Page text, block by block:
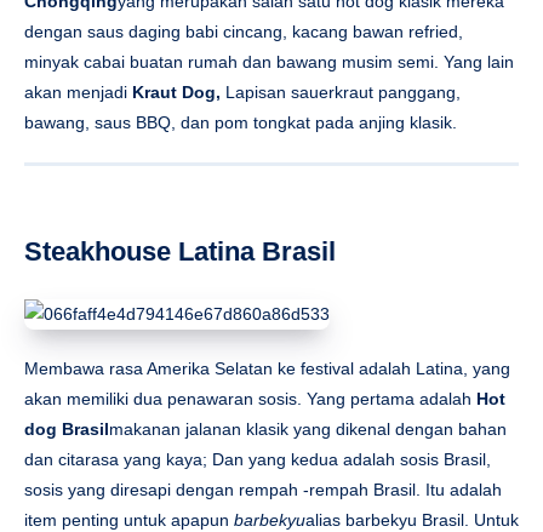
dengan saus daging babi cincang, kacang bawan refried,
minyak cabai buatan rumah dan bawang musim semi. Yang lain
akan menjadi Kraut Dog, Lapisan sauerkraut panggang,
bawang, saus BBQ, dan pom tongkat pada anjing klasik.
Steakhouse Latina Brasil
Membawa rasa Amerika Selatan ke festival adalah Latina, yang
akan memiliki dua penawaran sosis. Yang pertama adalah Hot
dog Brasilmakanan jalanan klasik yang dikenal dengan bahan
dan citarasa yang kaya; Dan yang kedua adalah sosis Brasil,
sosis yang diresapi dengan rempah -rempah Brasil. Itu adalah
item penting untuk apapun barbekyualias barbekyu Brasil. Untuk